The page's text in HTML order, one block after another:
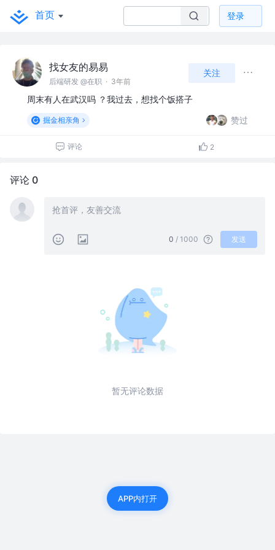
首页 登录
找女友的易易
后端研发 @在职 · 3年前
关注
周末有人在武汉吗 ？我过去，想找个饭搭子
掘金相亲角 赞过
评论 2
评论 0
0 / 1000 发送
暂无评论数据
APP内打开